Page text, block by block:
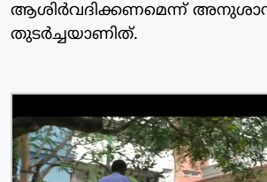
ആശിർവദിക്കണമെന്ന്
തുടർച്ചയാണിത്.